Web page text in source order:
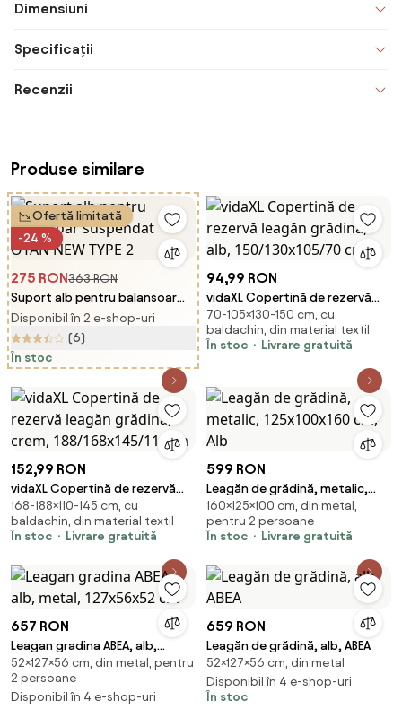
Dimensiuni
Specificații
Recenzii
Produse similare
Ofertă limitată
-24 %
275 RON363 RON
Suport alb pentru balansoar
suspendat OTAN NEW TYPE 2
Disponibil în 2 e-shop-uri
(6)
În stoc
94,99 RON
vidaXL Copertină de rezervă
leagăn grădină, alb,
150/130x105/70 cm
70-105×130-150 cm, cu
baldachin, din material textil
În stoc
Livrare gratuită
152,99 RON
vidaXL Copertină de rezervă
leagăn grădină, crem,
188/168x145/110cm
168-188×110-145 cm, cu
baldachin, din material textil
În stoc
Livrare gratuită
599 RON
Leagăn de grădină, metalic,
125x100x160 cm, Alb
160×125×100 cm, din metal,
pentru 2 persoane
În stoc
Livrare gratuită
657 RON
Leagan gradina ABEA, alb,
metal, 127x56x52 cm
52×127×56 cm, din metal, pentru
2 persoane
Disponibil în 4 e-shop-uri
659 RON
Leagăn de grădină, alb, ABEA
52×127×56 cm, din metal
Disponibil în 4 e-shop-uri
În stoc